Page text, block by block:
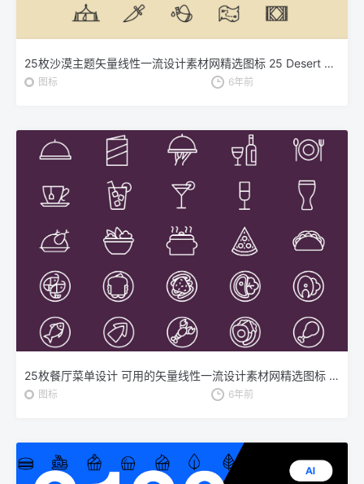
25枚沙漠主题矢量线性一流设计素材网精选图标 25 Desert Line Vector Icons
图标 6年前
25枚餐厅菜单设计 可用的矢量线性一流设计素材网精选图标 25 Restaurant Menu Icons
图标 6年前